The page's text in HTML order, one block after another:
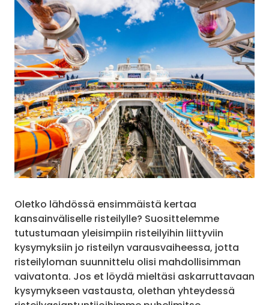
Oletko lähdössä ensimmäistä kertaa
kansainväliselle risteilylle? Suosittelemme
tutustumaan yleisimpiin risteilyihin liittyviin
kysymyksiin jo risteilyn varausvaiheessa, jotta
risteilyloman suunnittelu olisi mahdollisimman
vaivatonta. Jos et löydä mieltäsi askarruttavaan
kysymykseen vastausta, olethan yhteydessä